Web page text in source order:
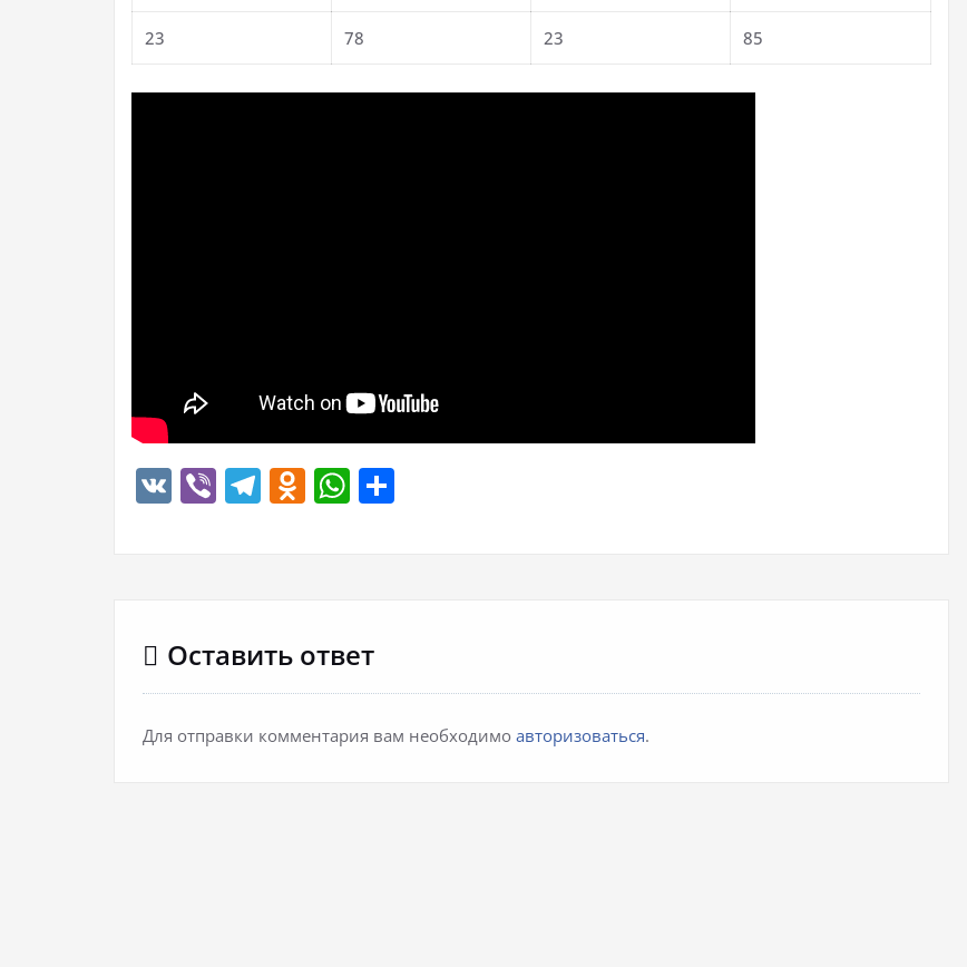
23 78 23 85
VK ViberTelegram
Odnoklassniki
WhatsApp
Оставить ответ
Для отправки комментария вам необходимо авторизоваться.